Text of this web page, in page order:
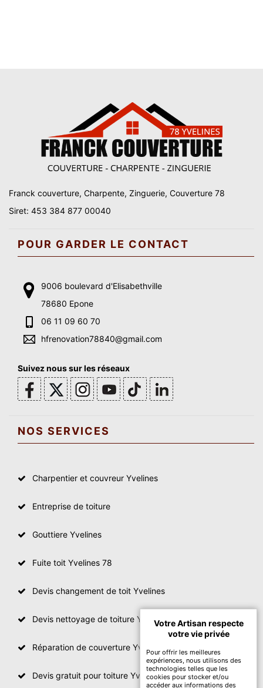
Franck couverture, Charpente, Zinguerie, Couverture 78
Siret: 453 384 877 00040
POUR GARDER LE CONTACT
9006 boulevard d'Elisabethville
78680 Epone
06 11 09 60 70
hfrenovation78840@gmail.com
Suivez nous sur les réseaux
NOS SERVICES
Charpentier et couvreur Yvelines
Entreprise de toiture
Gouttiere Yvelines
Fuite toit Yvelines 78
Devis changement de toit Yvelines
Devis nettoyage de toiture Yvelines
Réparation de couverture Yvelines
Devis gratuit pour toiture Yvelines
Votre Artisan respecte
votre vie privée
Pour offrir les meilleures
expériences, nous utilisons des
technologies telles que les
cookies pour stocker et/ou
accéder aux informations des